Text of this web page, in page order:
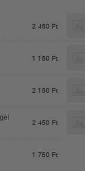
2 450 Ft
1 150 Ft
2 150 Ft
2 450 Ft
1 750 Ft